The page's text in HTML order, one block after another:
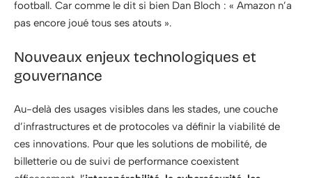
football. Car comme le dit si bien Dan Bloch : « Amazon n’a
pas encore joué tous ses atouts ».
Nouveaux enjeux technologiques et
gouvernance
Au-delà des usages visibles dans les stades, une couche
d’infrastructures et de protocoles va définir la viabilité de
ces innovations. Pour que les solutions de mobilité, de
billetterie ou de suivi de performance coexistent